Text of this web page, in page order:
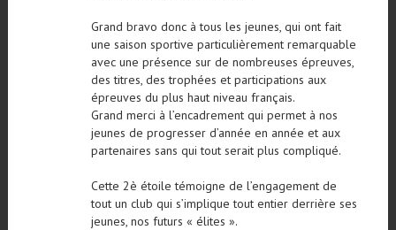
Grand bravo donc à tous les jeunes, qui ont fait
une saison sportive particulièrement remarquable
avec une présence sur de nombreuses épreuves,
des titres, des trophées et participations aux
épreuves du plus haut niveau français.
Grand merci à l’encadrement qui permet à nos
jeunes de progresser d’année en année et aux
partenaires sans qui tout serait plus compliqué.
Cette 2è étoile témoigne de l’engagement de
tout un club qui s’implique tout entier derrière ses
jeunes, nos futurs « élites ».